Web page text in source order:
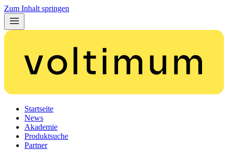
Zum Inhalt springen
Startseite
News
Akademie
Produktsuche
Partner